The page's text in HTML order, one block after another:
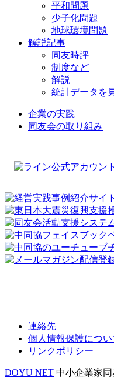
平和問題
少子化問題
地球環境問題
解説記事
同友時評
制度など
解説
統計データを
企業の実践
同友会の取り組み
連絡先
個人情報保護につい
リンクポリシー
DOYU NET 中小企業家